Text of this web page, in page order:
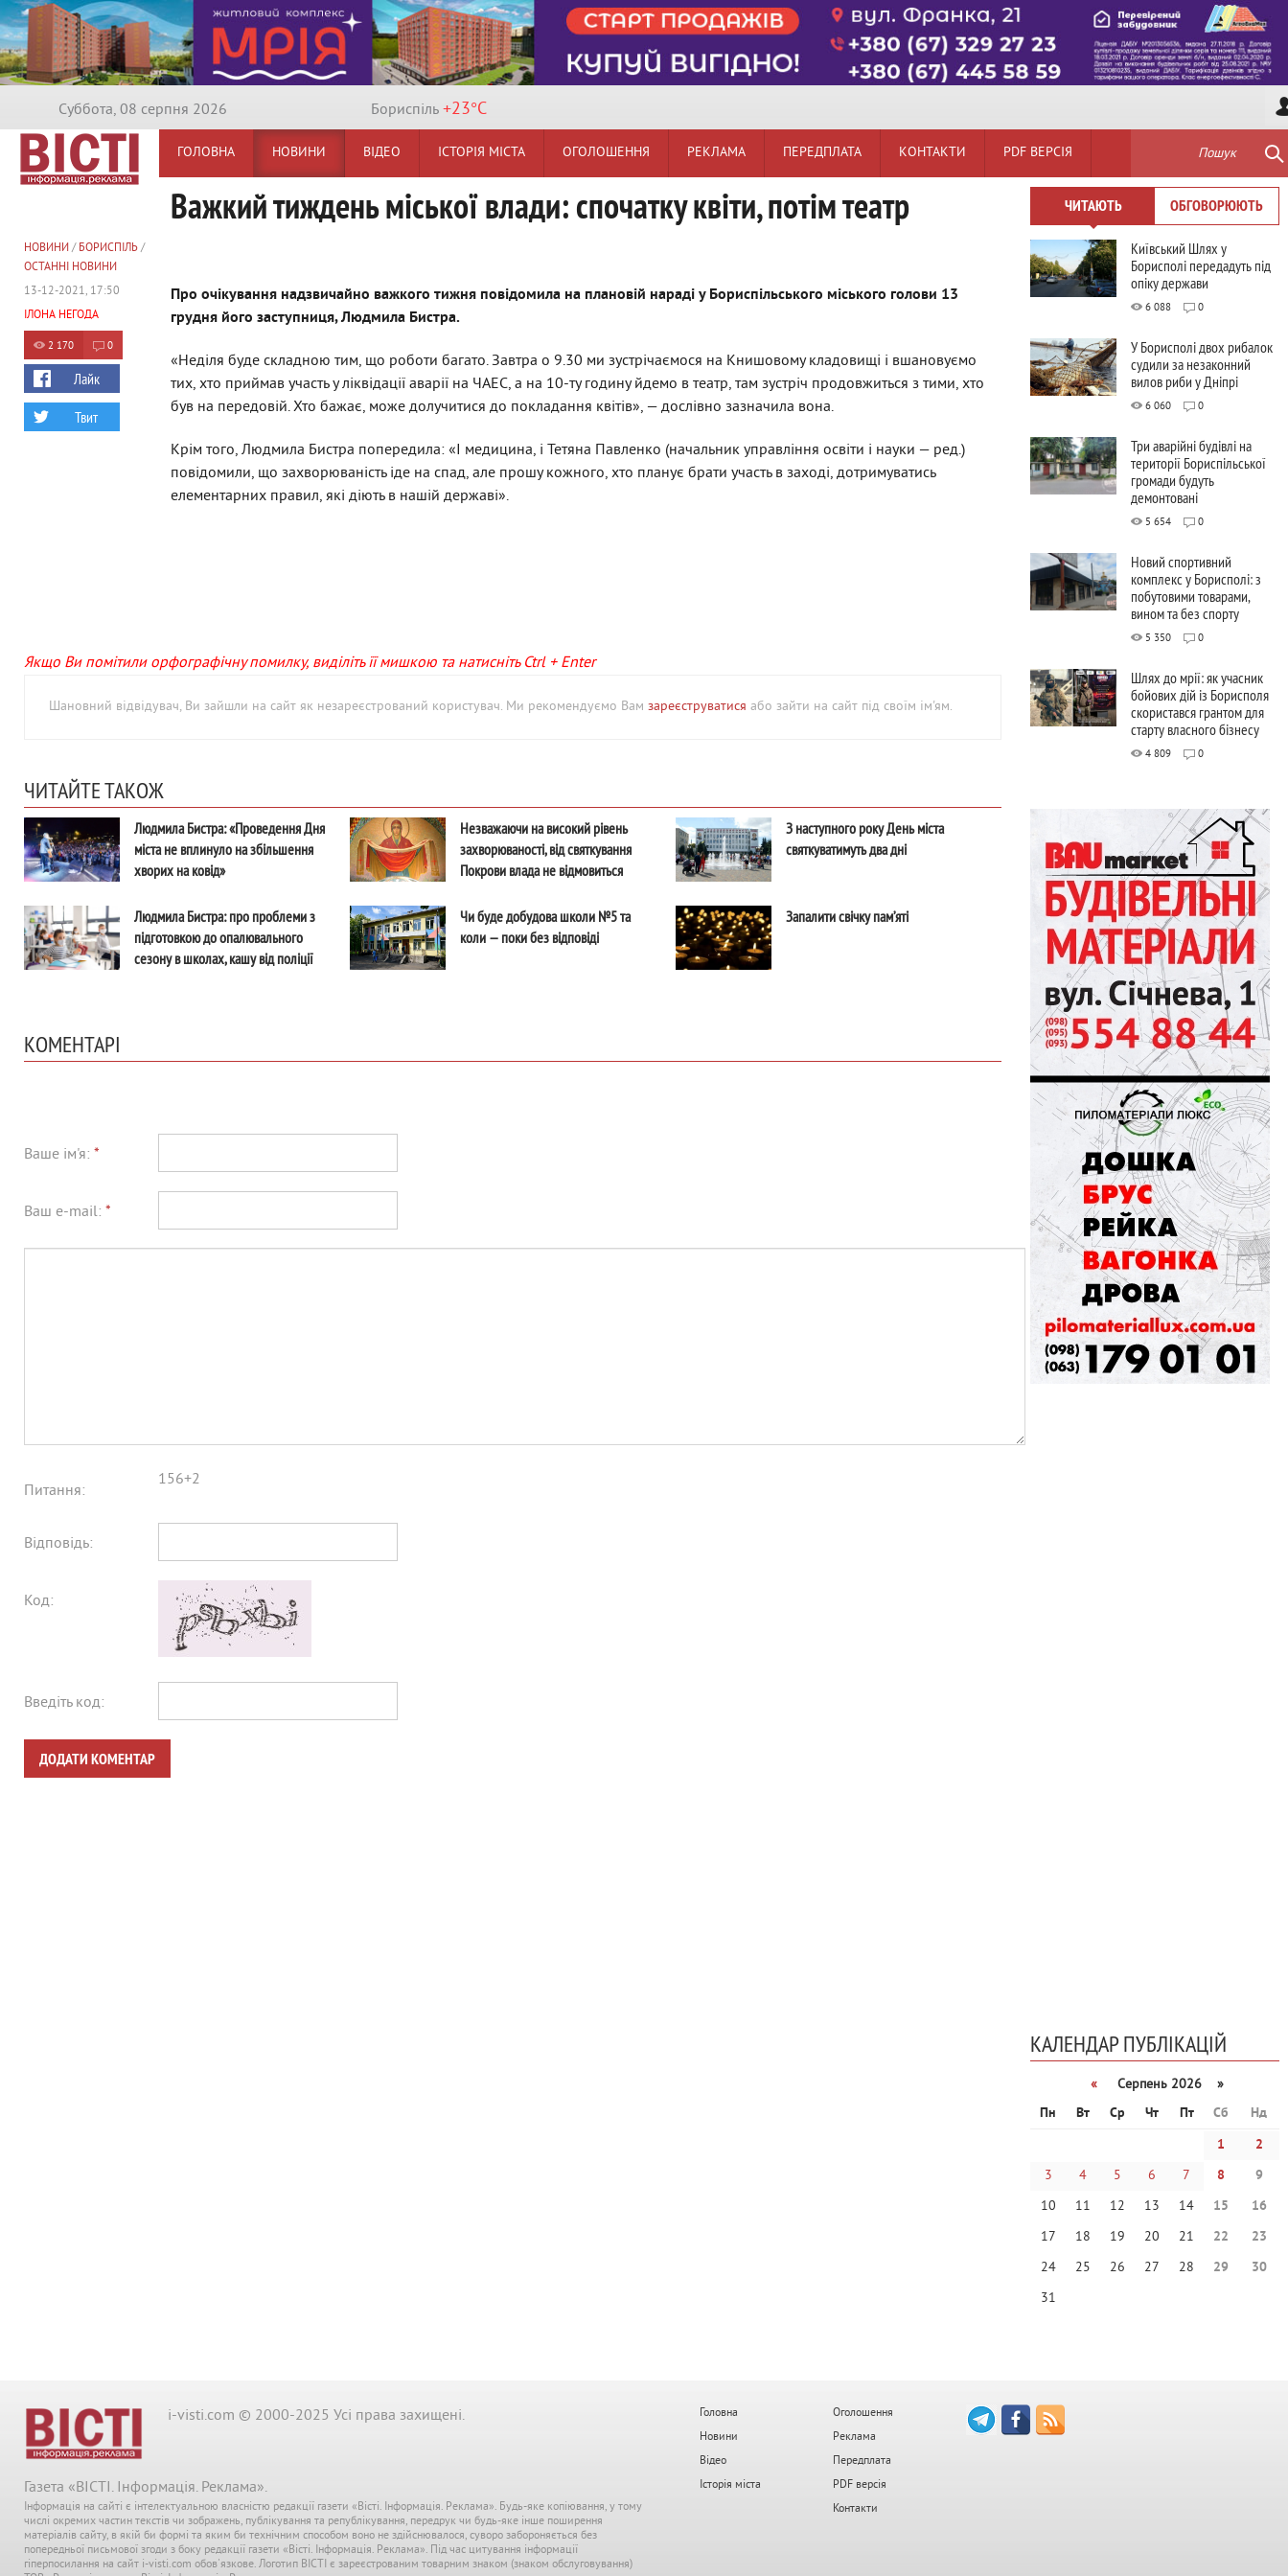
Суббота, 08 серпня 2026 Бориспiль +23°C
ГОЛОВНА НОВИНИ ВІДЕО ІСТОРІЯ МІСТА ОГОЛОШЕННЯ РЕКЛАМА ПЕРЕДПЛАТА КОНТАКТИ PDF ВЕРСІЯ Пошук
Важкий тиждень міської влади: спочатку квіти, потім театр
Про очікування надзвичайно важкого тижня повідомила на плановій нараді у Бориспільського міського голови 13
грудня його заступниця, Людмила Бистра.
«Неділя буде складною тим, що роботи багато. Завтра о 9.30 ми зустрічаємося на Книшовому кладовищі і вшановуємо
тих, хто приймав участь у ліквідації аварії на ЧАЕС, а на 10-ту годину йдемо в театр, там зустріч продовжиться з тими, хто
був на передовій. Хто бажає, може долучитися до покладання квітів», — дослівно зазначила вона.
Крім того, Людмила Бистра попередила: «І медицина, і Тетяна Павленко (начальник управління освіти і науки — ред.)
повідомили, що захворюваність іде на спад, але прошу кожного, хто планує брати участь в заході, дотримуватись
елементарних правил, які діють в нашій державі».
НОВИНИ/ БОРИСПІЛЬ/
ОСТАННІ НОВИНИ
13-12-2021, 17:50
ІЛОНА НЕГОДА
2 170 0
Лайк
Твит
Якщо Ви помітили орфографічну помилку, виділіть її мишкою та натисніть Ctrl + Enter
Шановний відвідувач, Ви зайшли на сайт як незареєстрований користувач. Ми рекомендуємо Вам зареєструватися або зайти на сайт під своїм ім'ям.
ЧИТАЙТЕ ТАКОЖ
Людмила Бистра: «Проведення Дня
міста не вплинуло на збільшення
хворих на ковід»
Незважаючи на високий рівень
захворюваності, від святкування
Покрови влада не відмовиться
З наступного року День міста
святкуватимуть два дні
Людмила Бистра: про проблеми з
підготовкою до опалювального
сезону в школах, кашу від поліції
Чи буде добудова школи №5 та
коли — поки без відповіді
Запалити свічку пам’яті
КОМЕНТАРІ
Ваше ім'я: *
Ваш e-mail: *
Питання:
156+2
Відповідь:
Код:
Введіть код:
ДОДАТИ КОМЕНТАР
ЧИТАЮТЬ ОБГОВОРЮЮТЬ
Київський Шлях у
Борисполі передадуть під
опіку держави
6 088 0
У Борисполі двох рибалок
судили за незаконний
вилов риби у Дніпрі
6 060 0
Три аварійні будівлі на
території Бориспільської
громади будуть
демонтовані
5 654 0
Новий спортивний
комплекс у Борисполі: з
побутовими товарами,
вином та без спорту
5 350 0
Шлях до мрії: як учасник
бойових дій із Борисполя
скористався грантом для
старту власного бізнесу
4 809 0
КАЛЕНДАР ПУБЛІКАЦІЙ
«
Серпень 2026 »
Пн
Вт Ср Чт Пт Сб
Нд
1
2
3
4 5 6 7 8
9
10
11 12 13 14 15
16
17
18 19 20 21 22
23
24
25 26 27 28 29
30
31
i-visti.com © 2000-2025 Усі права захищені.
Газета «ВІСТІ. Інформація. Реклама».
Інформація на сайті є інтелектуальною власністю редакції газети «Вісті. Інформація. Реклама». Будь-яке копіювання, у тому
числі окремих частин текстів чи зображень, публікування та републікування, передрук чи будь-яке інше поширення
матеріалів сайту, в якій би формі та яким би технічним способом воно не здійснювалося, суворо забороняється без
попередньої письмової згоди з боку редакції газети «Вісті. Інформація. Реклама». Під час цитування інформації
гіперпосилання на сайт i-visti.com обов'язкове. Логотип ВІСТІ є зареєстрованим товарним знаком (знаком обслуговування)
Головна
Новини
Відео
Історія міста
Оголошення
Реклама
Передплата
PDF версія
Контакти